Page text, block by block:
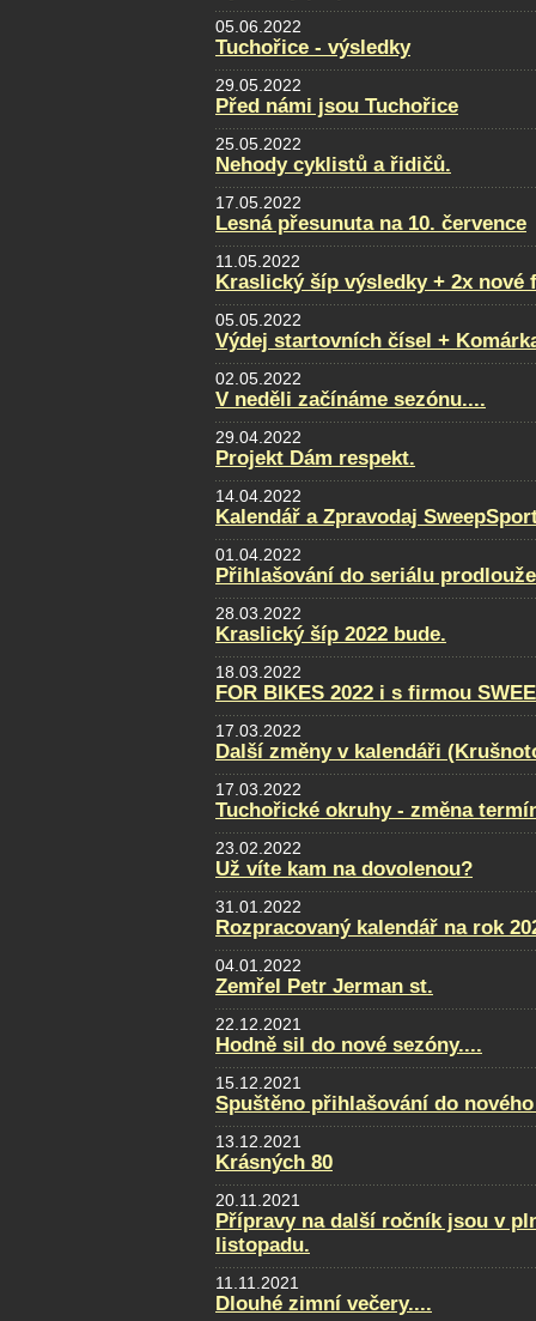
05.06.2022
Tuchořice - výsledky
29.05.2022
Před námi jsou Tuchořice
25.05.2022
Nehody cyklistů a řidičů.
17.05.2022
Lesná přesunuta na 10. července
11.05.2022
Kraslický šíp výsledky + 2x nové
05.05.2022
Výdej startovních čísel +
02.05.2022
V neděli začínáme sezónu....
29.04.2022
Projekt Dám respekt.
14.04.2022
Kalendář a Zpravodaj
01.04.2022
Přihlašování do seriálu
28.03.2022
Kraslický šíp 2022 bude.
18.03.2022
FOR BIKES 2022 i s firmou
17.03.2022
Další změny v kalendáři
17.03.2022
Tuchořické okruhy - změna
23.02.2022
Už víte kam na dovolenou?
31.01.2022
Rozpracovaný kalendář na rok
04.01.2022
Zemřel Petr Jerman st.
22.12.2021
Hodně sil do nové sezóny....
15.12.2021
Spuštěno přihlašování do
13.12.2021
Krásných 80
20.11.2021
Přípravy na další ročník jsou v
listopadu.
11.11.2021
Dlouhé zimní večery....